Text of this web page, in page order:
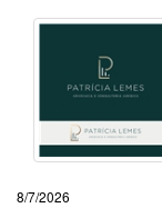
8/7/2026